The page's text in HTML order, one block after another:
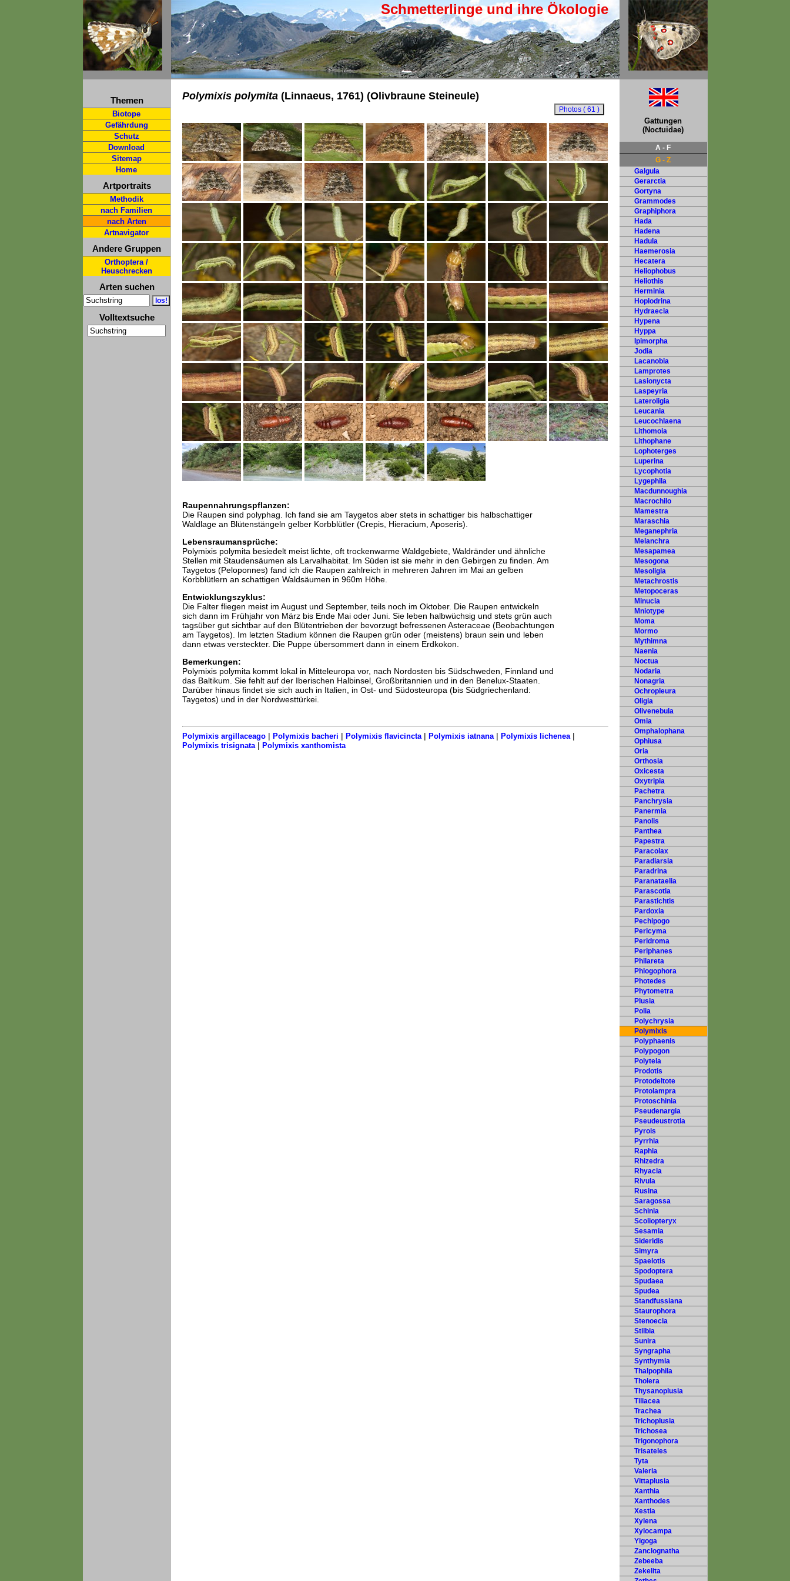
Schmetterlinge und ihre Ökologie
Themen
Biotope
Gefährdung
Schutz
Download
Sitemap
Home
Artportraits
Methodik
nach Familien
nach Arten
Artnavigator
Andere Gruppen
Orthoptera /
Heuschrecken
Arten suchen
Volltextsuche
Polymixis polymita(Linnaeus, 1761) (Olivbraune Steineule)
Raupennahrungspflanzen:
Die Raupen sind polyphag. Ich fand sie am Taygetos aber stets in schattiger bis halbschattiger
Waldlage an Blütenstängeln gelber Korbblütler (Crepis, Hieracium, Aposeris).
Lebensraumansprüche:
Polymixis polymita besiedelt meist lichte, oft trockenwarme Waldgebiete, Waldränder und ähnliche
Stellen mit Staudensäumen als Larvalhabitat. Im Süden ist sie mehr in den Gebirgen zu finden. Am
Taygetos (Peloponnes) fand ich die Raupen zahlreich in mehreren Jahren im Mai an gelben
Korbblütlern an schattigen Waldsäumen in 960m Höhe.
Entwicklungszyklus:
Die Falter fliegen meist im August und September, teils noch im Oktober. Die Raupen entwickeln
sich dann im Frühjahr von März bis Ende Mai oder Juni. Sie leben halbwüchsig und stets grün auch
tagsüber gut sichtbar auf den Blütentrieben der bevorzugt befressenen Asteraceae (Beobachtungen
am Taygetos). Im letzten Stadium können die Raupen grün oder (meistens) braun sein und leben
dann etwas versteckter. Die Puppe übersommert dann in einem Erdkokon.
Bemerkungen:
Polymixis polymita kommt lokal in Mitteleuropa vor, nach Nordosten bis Südschweden, Finnland und
das Baltikum. Sie fehlt auf der Iberischen Halbinsel, Großbritannien und in den Benelux-Staaten.
Darüber hinaus findet sie sich auch in Italien, in Ost- und Südosteuropa (bis Südgriechenland:
Taygetos) und in der Nordwesttürkei.
Polymixis argillaceago| Polymixis bacheri | Polymixis flavicincta| Polymixis iatnana| Polymixis lichenea|
Polymixis trisignata| Polymixis xanthomista
Gattungen
(Noctuidae)
A - F
G - Z
Galgula
Gerarctia
Gortyna
Grammodes
Graphiphora
Hada
Hadena
Hadula
Haemerosia
Hecatera
Heliophobus
Heliothis
Herminia
Hoplodrina
Hydraecia
Hypena
Hyppa
Ipimorpha
Jodia
Lacanobia
Lamprotes
Lasionycta
Laspeyria
Lateroligia
Leucania
Leucochlaena
Lithomoia
Lithophane
Lophoterges
Luperina
Lycophotia
Lygephila
Macdunnoughia
Macrochilo
Mamestra
Maraschia
Meganephria
Melanchra
Mesapamea
Mesogona
Mesoligia
Metachrostis
Metopoceras
Minucia
Mniotype
Moma
Mormo
Mythimna
Naenia
Noctua
Nodaria
Nonagria
Ochropleura
Oligia
Olivenebula
Omia
Omphalophana
Ophiusa
Oria
Orthosia
Oxicesta
Oxytripia
Pachetra
Panchrysia
Panermia
Panolis
Panthea
Papestra
Paracolax
Paradiarsia
Paradrina
Paranataelia
Parascotia
Parastichtis
Pardoxia
Pechipogo
Pericyma
Peridroma
Periphanes
Philareta
Phlogophora
Photedes
Phytometra
Plusia
Polia
Polychrysia
Polymixis
Polyphaenis
Polypogon
Polytela
Prodotis
Protodeltote
Protolampra
Protoschinia
Pseudenargia
Pseudeustrotia
Pyrois
Pyrrhia
Raphia
Rhizedra
Rhyacia
Rivula
Rusina
Saragossa
Schinia
Scoliopteryx
Sesamia
Sideridis
Simyra
Spaelotis
Spodoptera
Spudaea
Spudea
Standfussiana
Staurophora
Stenoecia
Stilbia
Sunira
Syngrapha
Synthymia
Thalpophila
Tholera
Thysanoplusia
Tiliacea
Trachea
Trichoplusia
Trichosea
Trigonophora
Trisateles
Tyta
Valeria
Vittaplusia
Xanthia
Xanthodes
Xestia
Xylena
Xylocampa
Yigoga
Zanclognatha
Zebeeba
Zekelita